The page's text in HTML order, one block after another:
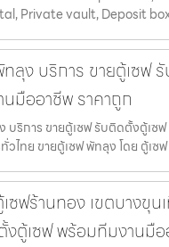
Private vault, Deposit
ลุง บริการ ขายตู้เซฟ
มืออาชีพ ราคาถูก
บริการ ขายตู้เซฟ รับติดตั้งตู้เ
วไทย ขายตู้เซฟ พัทลุง โดย ตู้เซฟ
ซฟร้านทอง เขตบางขุ
งตู้เซฟ พร้อมทีมงานมื